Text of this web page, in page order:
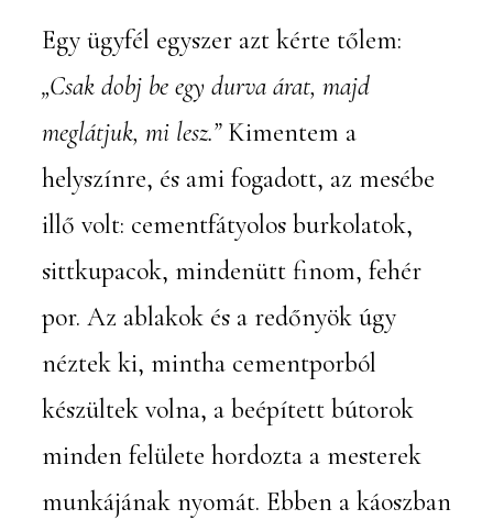
Egy ügyfél egyszer azt kérte tőlem:
„Csak dobj be egy durva árat, majd
meglátjuk, mi lesz.”Kimentem a
helyszínre, és ami fogadott, az mesébe
illő volt: cementfátyolos burkolatok,
sittkupacok, mindenütt finom, fehér
por. Az ablakok és a redőnyök úgy
néztek ki, mintha cementporból
készültek volna, a beépített bútorok
minden felülete hordozta a mesterek
munkájának nyomát. Ebben a káoszban